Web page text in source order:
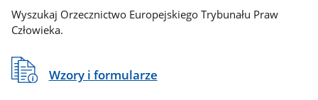
Wyszukaj Orzecznictwo Europejskiego Trybunału Praw
Człowieka.
Wzory i formularze